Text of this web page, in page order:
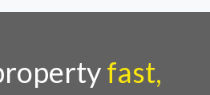
fast,